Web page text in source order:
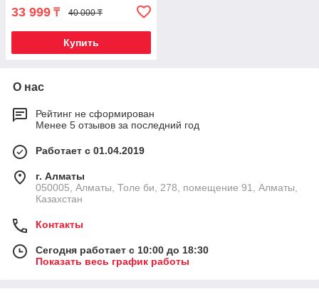
33 999 ₸ 40 000 ₸
Купить
О нас
Рейтинг не сформирован
Менее 5 отзывов за последний год
Работает с 01.04.2019
г. Алматы
050005, Алматы, Толе би, 278, помещение 91, Алматы,
Казахстан
Контакты
Сегодня работает с 10:00 до 18:30
Показать весь график работы